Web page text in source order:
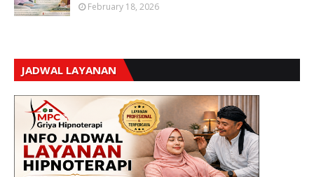
February 18, 2026
JADWAL LAYANAN